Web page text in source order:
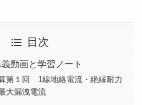
目次
動画と学習ノート
第１回 1線地絡電流・絶縁耐力
大漏洩電流